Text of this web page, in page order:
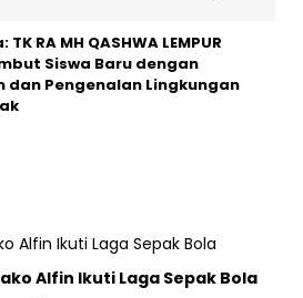
TK RA MH QASHWA LEMPUR
Siswa Baru dengan
dan Pengenalan Lingkungan
Alfin Ikuti Laga Sepak Bola